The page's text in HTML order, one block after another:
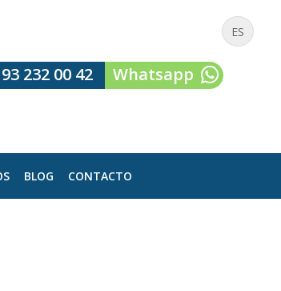
ES
93 232 00 42 Whatsapp
BLOG CONTACTO